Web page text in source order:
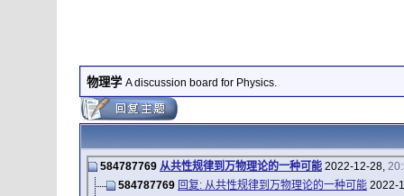
物理学 A discussion board for Physics.
584787769 从共性规律到万物理论的一种可能2022-12-28,
584787769 回复: 从共性规律到万物理论的一种可能2022-